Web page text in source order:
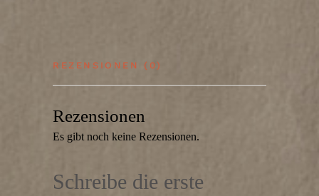
REZENSIONEN (0)
Rezensionen
Es gibt noch keine Rezensionen.
Schreibe die erste